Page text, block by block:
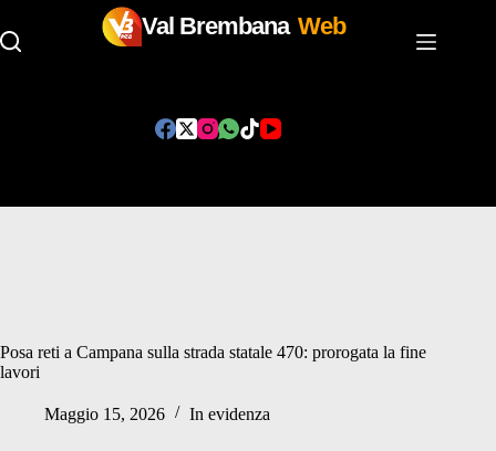
Val Brembana Web
Posa reti a Campana sulla strada statale 470: prorogata la fine
lavori
Maggio 15, 2026 In evidenza